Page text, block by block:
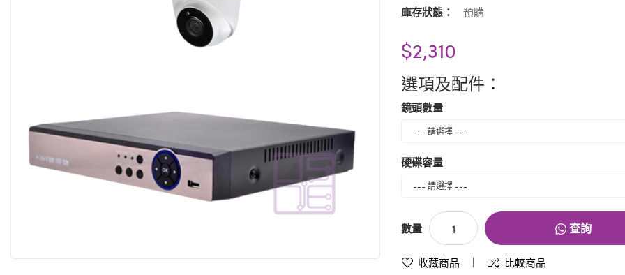
庫存狀態：
預購
$2,310
選項及配件：
鏡頭數量
硬碟容量
數量 查詢
收藏商品 比較商品